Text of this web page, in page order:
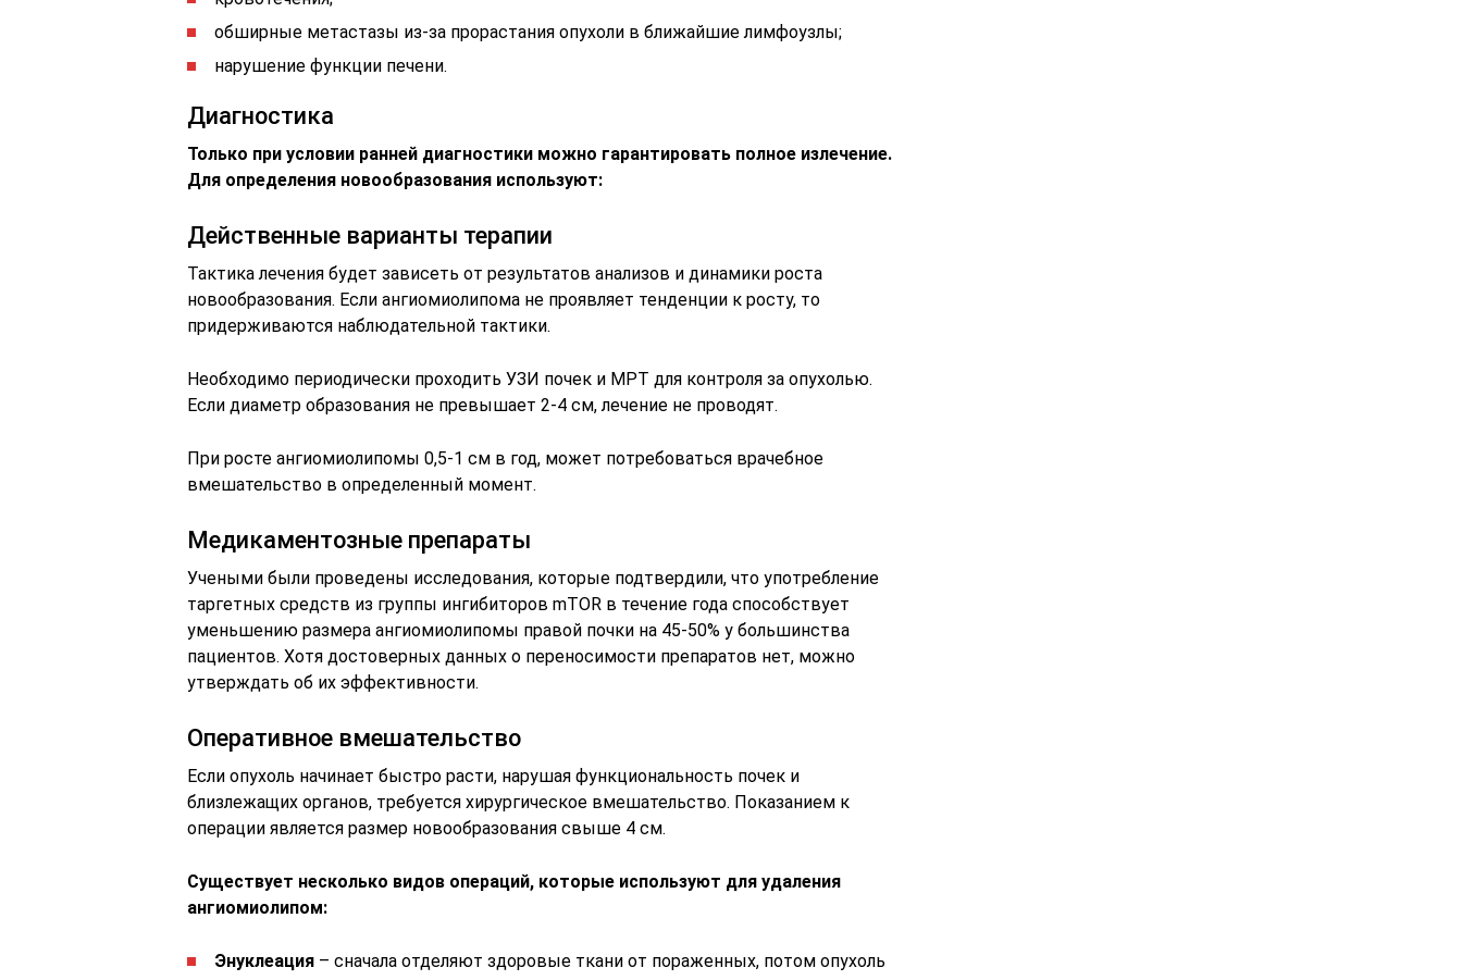
обширные метастазы из-за прорастания опухоли в ближайшие лимфоузлы;
нарушение функции печени.
Диагностика
Только при условии ранней диагностики можно гарантировать полное излечение.
Для определения новообразования используют:
Действенные варианты терапии
Тактика лечения будет зависеть от результатов анализов и динамики роста
новообразования. Если ангиомиолипома не проявляет тенденции к росту, то
придерживаются наблюдательной тактики.
Необходимо периодически проходить УЗИ почек и МРТ для контроля за опухолью.
Если диаметр образования не превышает 2-4 см, лечение не проводят.
При росте ангиомиолипомы 0,5-1 см в год, может потребоваться врачебное
вмешательство в определенный момент.
Медикаментозные препараты
Учеными были проведены исследования, которые подтвердили, что употребление
таргетных средств из группы ингибиторов mTOR в течение года способствует
уменьшению размера ангиомиолипомы правой почки на 45-50% у большинства
пациентов. Хотя достоверных данных о переносимости препаратов нет, можно
утверждать об их эффективности.
Оперативное вмешательство
Если опухоль начинает быстро расти, нарушая функциональность почек и
близлежащих органов, требуется хирургическое вмешательство. Показанием к
операции является размер новообразования свыше 4 см.
Существует несколько видов операций, которые используют для удаления
ангиомиолипом:
Энуклеация – сначала отделяют здоровые ткани от пораженных, потом опухоль